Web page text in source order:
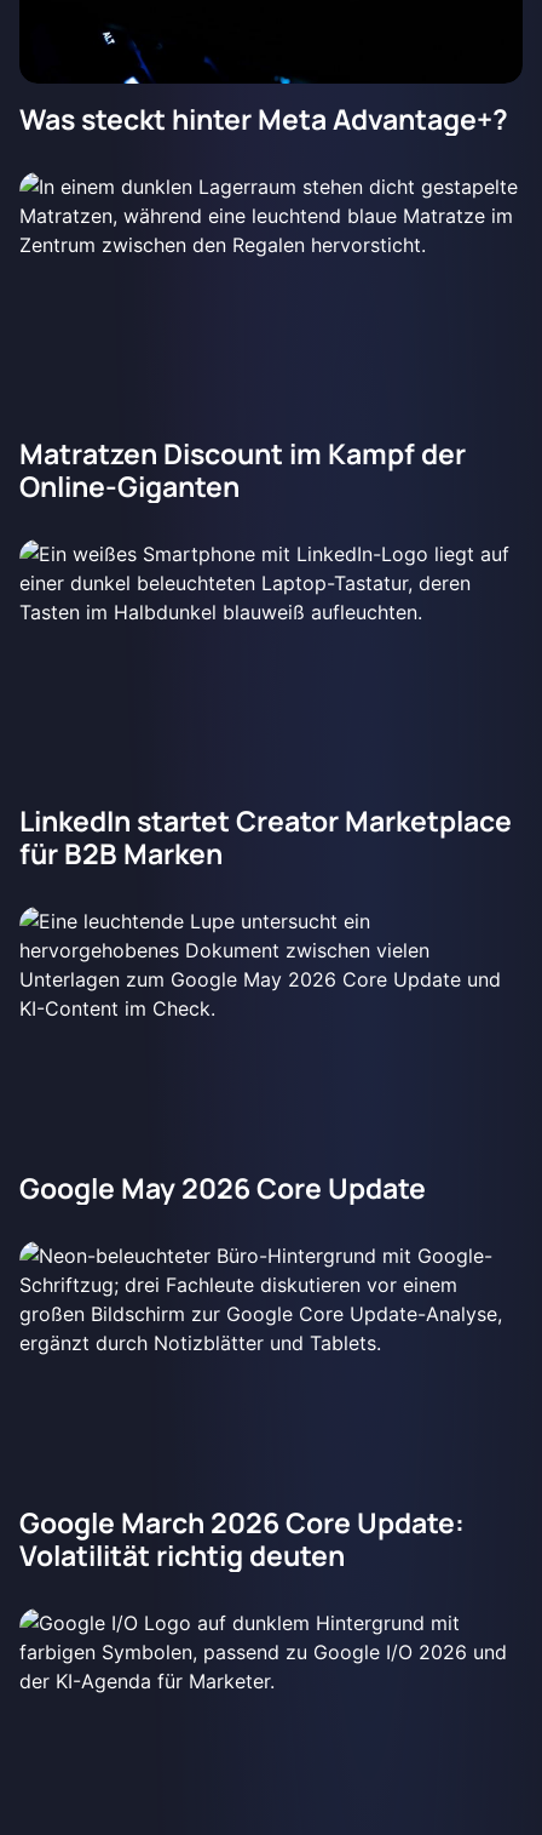
Was steckt hinter Meta Advantage+?
Matratzen Discount im Kampf der
Online-Giganten
LinkedIn startet Creator Marketplace
für B2B Marken
Google May 2026 Core Update
Google March 2026 Core Update:
Volatilität richtig deuten